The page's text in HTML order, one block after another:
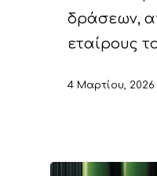
δράσεων,
εταίρους
4 Μαρτίου, 2026